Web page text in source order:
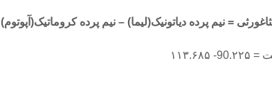
= نیم پرده دیاتونیک(لیما) – نیم پرده کروماتیک(آپوتوم)